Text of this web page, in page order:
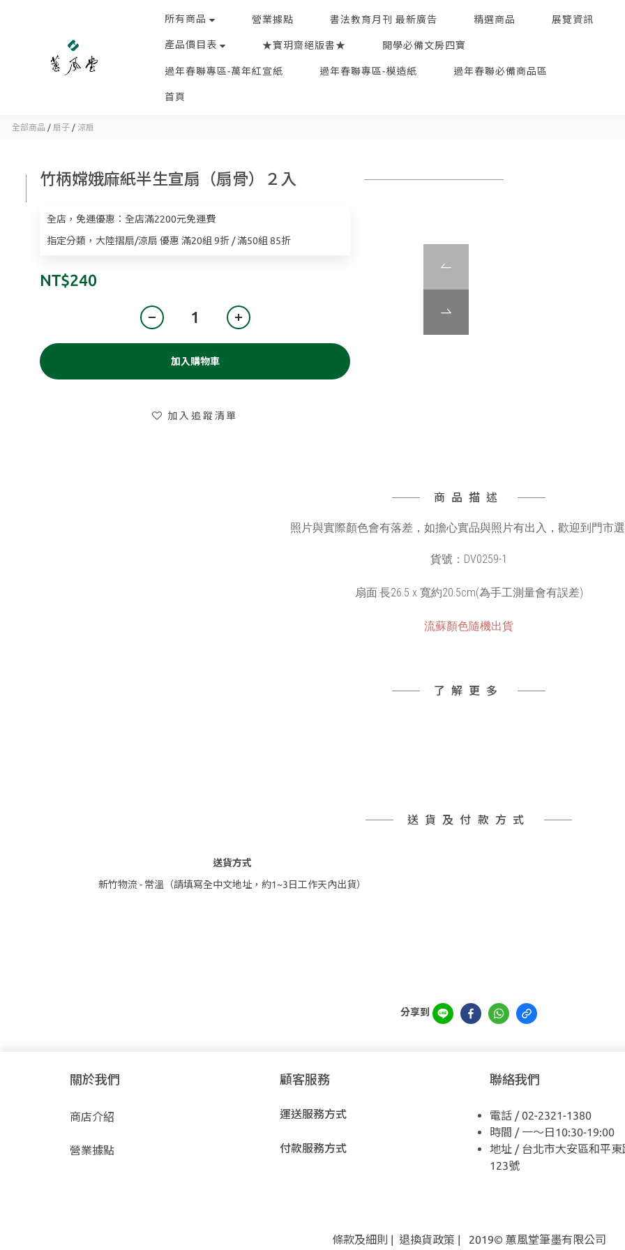
所有商品 營業據點 書法教育月刊 最新廣告 精選商品 展覽資訊
產品價目表 ★寶玥齋絕版書★ 開學必備文房四寶
過年春聯專區-萬年紅宣紙 過年春聯專區-模造紙 過年春聯必備商品區
首頁
全部商品 / 扇子 / 涼扇
竹柄嫦娥麻紙半生宣扇（扇骨）２入
全店，免運優惠：全店滿2200元免運費
指定分類，大陸摺扇/涼扇 優惠 滿20組 9折 / 滿50組 85折
NT$240
加入購物車
加入追蹤清單
商品描述
照片與實際顏色會有落差，如擔心實品與照片有出入，歡迎到門市
貨號：DV0259-1
扇面:長26.5 x 寬約20.5cm(為手工測量會有誤差)
流蘇顏色隨機出貨
了解更多
送貨及付款方式
送貨方式
新竹物流 - 常溫（請填寫全中文地址，約1~3日工作天內出貨）
分享到
關於我們
商店介紹
營業據點
顧客服務
運送服務方式
付款服務方式
聯絡我們
電話 / 02-2321-1380
時間 / 一～日10:30-19:00
地址 / 台北市大安區和平東
123號
條款及細則 | 退換貨政策 | 2019© 蕙風堂筆墨有限公司